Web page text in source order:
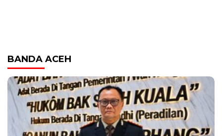
BANDA ACEH